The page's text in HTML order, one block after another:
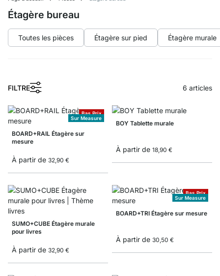
Étagère bureau
Toutes les pièces Étagère sur pied Étagère murale
FILTRE
1
6 articles
Bas Prix
Sur Measure
BOARD+RAIL Étagère sur
mesure
À partir de 32,90 €
BOY Tablette murale
À partir de 18,90 €
SUMO+CUBE Étagère murale
pour livres
À partir de 32,90 €
Bas Prix
Sur Measure
BOARD+TRI Étagère sur mesure
À partir de 30,50 €